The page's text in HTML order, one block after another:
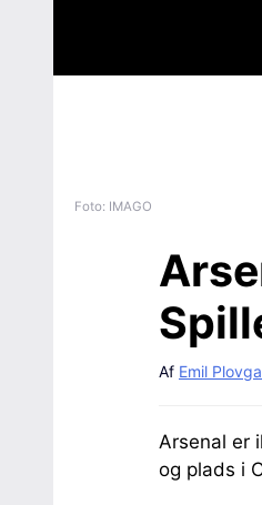
Foto: IMAGO
Af Emil
Arsenal er
og plads i